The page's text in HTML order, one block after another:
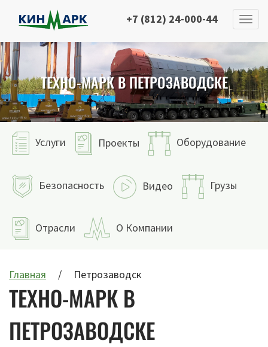
+7 (812) 24-000-44
ТЕХНО-МАРК В ПЕТРОЗАВОДСКЕ
Услуги Проекты Оборудование
Безопасность Видео Грузы
Отрасли О Компании
Главная Петрозаводск
ТЕХНО-МАРК В
ПЕТРОЗАВОДСКЕ